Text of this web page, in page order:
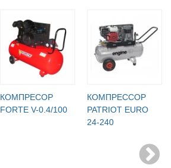
КОМПРЕСОР
FORTE V-0.4/100
КОМПРЕССОР
PATRIOT EURO
24-240